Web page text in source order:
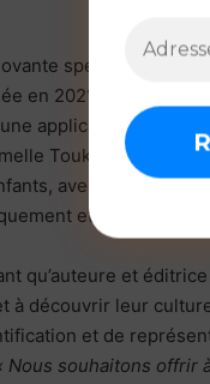
spécialisée dans
en 2021, Adinkra
application mobile
Touko,
avec des
et
qu’auteure et
à découvrir leur
et de
Nous souhaitons offrir